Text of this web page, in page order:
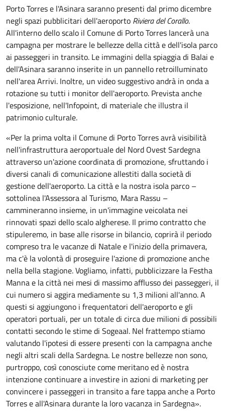
Porto Torres e l'Asinara saranno presenti dal primo dicembre
negli spazi pubblicitari dell'aeroporto Riviera del Corallo.
All'interno dello scalo il Comune di Porto Torres lancerà una
campagna per mostrare le bellezze della città e dell'isola parco
ai passeggeri in transito. Le immagini della spiaggia di Balai e
dell'Asinara saranno inserite in un pannello retroilluminato
nell'area Arrivi. Inoltre, un video suggestivo andrà in onda a
rotazione su tutti i monitor dell'aeroporto. Prevista anche
l'esposizione, nell'Infopoint, di materiale che illustra il
patrimonio culturale.
«Per la prima volta il Comune di Porto Torres avrà visibilità
nell'infrastruttura aeroportuale del Nord Ovest Sardegna
attraverso un'azione coordinata di promozione, sfruttando i
diversi canali di comunicazione allestiti dalla società di
gestione dell'aeroporto. La città e la nostra isola parco –
sottolinea l'Assessora al Turismo, Mara Rassu –
cammineranno insieme, in un'immagine veicolata nei
rinnovati spazi dello scalo algherese. Il primo contratto che
stipuleremo, in base alle risorse in bilancio, coprirà il periodo
compreso tra le vacanze di Natale e l'inizio della primavera,
ma c'è la volontà di proseguire l'azione di promozione anche
nella bella stagione. Vogliamo, infatti, pubblicizzare la Festha
Manna e la città nei mesi di massimo afflusso dei passeggeri, il
cui numero si aggira mediamente su 1,3 milioni all'anno. A
questi si aggiungono i frequentatori dell'aeroporto e gli
operatori portuali, per un totale di circa due milioni di possibili
contatti secondo le stime di Sogeaal. Nel frattempo stiamo
valutando l'ipotesi di essere presenti con la campagna anche
negli altri scali della Sardegna. Le nostre bellezze non sono,
purtroppo, così conosciute come meritano ed è nostra
intenzione continuare a investire in azioni di marketing per
convincere i passeggeri in transito a fare tappa anche a Porto
Torres e all'Asinara durante la loro vacanza in Sardegna».